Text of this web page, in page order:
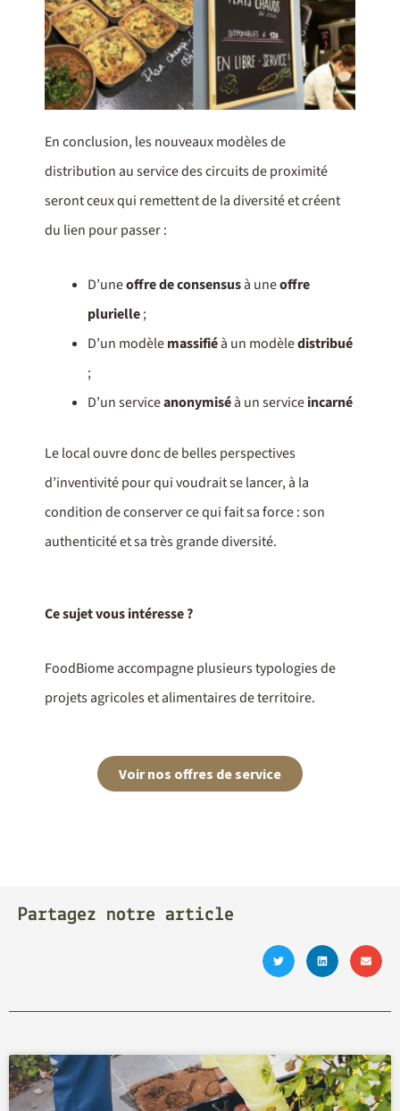
En conclusion, les nouveaux modèles de
distribution au service des circuits de proximité
seront ceux qui remettent de la diversité et créent
du lien pour passer :
D’uneoffre de consensusà uneoffre
plurielle;
D’un modèlemassifiéà un modèledistribué
;
D’un serviceanonymiséà un serviceincarné
Le local ouvre donc de belles perspectives
d’inventivité pour qui voudrait se lancer, à la
condition de conserver ce qui fait sa force : son
authenticité et sa très grande diversité.
Ce sujet vous intéresse ?
FoodBiome accompagne plusieurs typologies de
projets agricoles et alimentaires de territoire.
Voir nos offres de service
Partagez notre article